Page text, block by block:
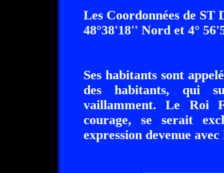
Les Coordonnées de
48°38'18'' Nord et 4°
Ses habitants sont
des habitants, qui
vaillamment. Le Roi
courage, se serait
expression devenue